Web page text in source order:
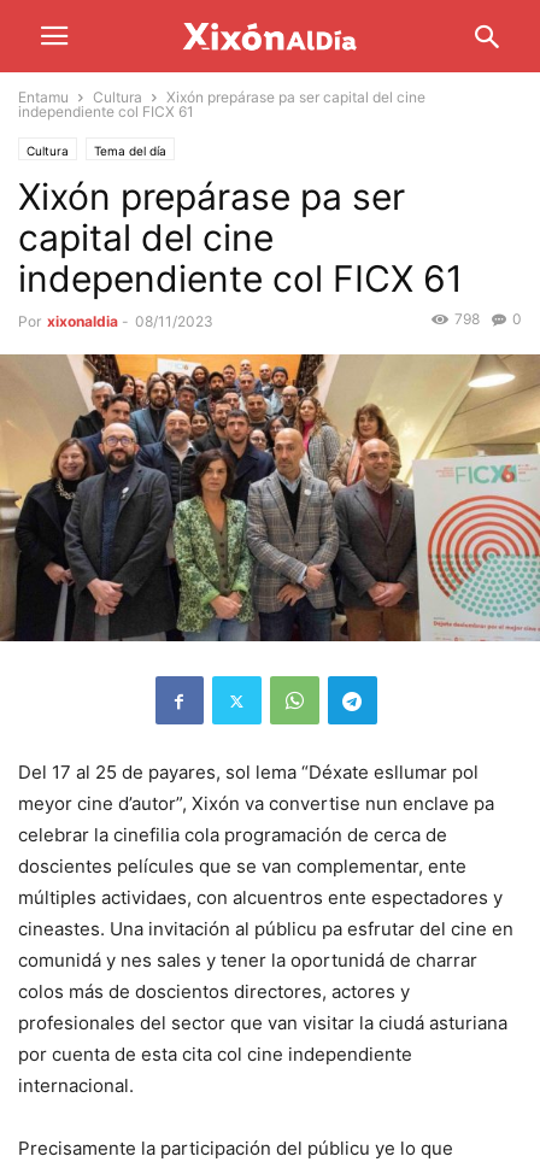
Entamu Cultura
Xixón prepárase pa ser capital del cine
independiente col FICX 61
Cultura Tema del día
Xixón prepárase pa ser
capital del cine
independiente col FICX 61
Por xixonaldia - 08/11/2023 0
798
Del 17 al 25 de payares, sol lema “Déxate esllumar pol
meyor cine d’autor”, Xixón va convertise nun enclave pa
celebrar la cinefilia cola programación de cerca de
doscientes películes que se van complementar, ente
múltiples actividaes, con alcuentros ente espectadores y
cineastes. Una invitación al públicu pa esfrutar del cine en
comunidá y nes sales y tener la oportunidá de charrar
colos más de doscientos directores, actores y
profesionales del sector que van visitar la ciudá asturiana
por cuenta de esta cita col cine independiente
internacional.
Precisamente la participación del públicu ye lo que